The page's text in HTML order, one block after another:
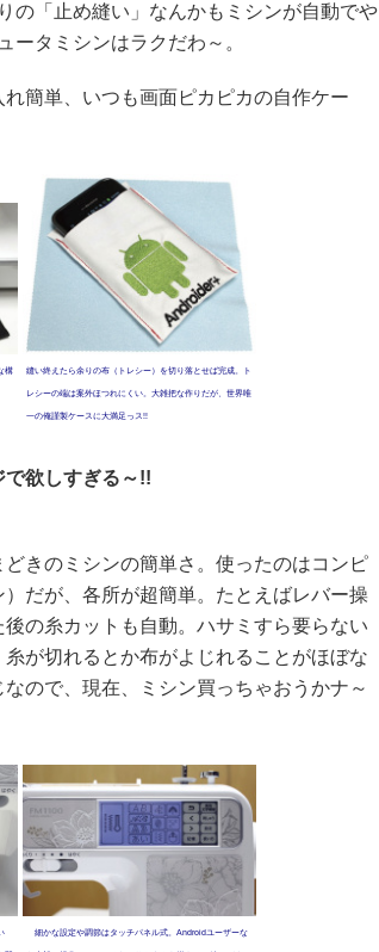
「止め縫い」なんかもミシンが自動でや
タミシンはラクだわ～。
簡単、いつも画面ピカピカの自作ケー
構 縫い終えたら余りの布（トレシー）を切り落とせば完成。ト
レシーの端は案外ほつれにくい。大雑把な作りだが、世界唯
一の俺謹製ケースに大満足っス!!
で欲しすぎる～!!
きのミシンの簡単さ。使ったのはコンピ
だが、各所が超簡単。たとえばレバー操
の糸カットも自動。ハサミすら要らない
が切れるとか布がよじれることがほぼな
ので、現在、ミシン買っちゃおうかナ～
細かな設定や調節はタッチパネル式。Androidユーザーな